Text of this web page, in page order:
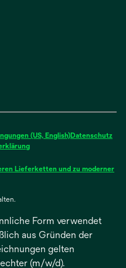
(US, English)Datenschutz
Lieferketten und zu moderner
Form verwendet
aus Gründen der
gelten
(m/w/d).